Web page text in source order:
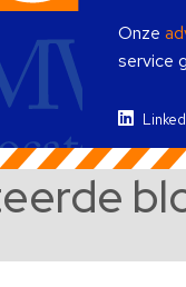
Onze
service